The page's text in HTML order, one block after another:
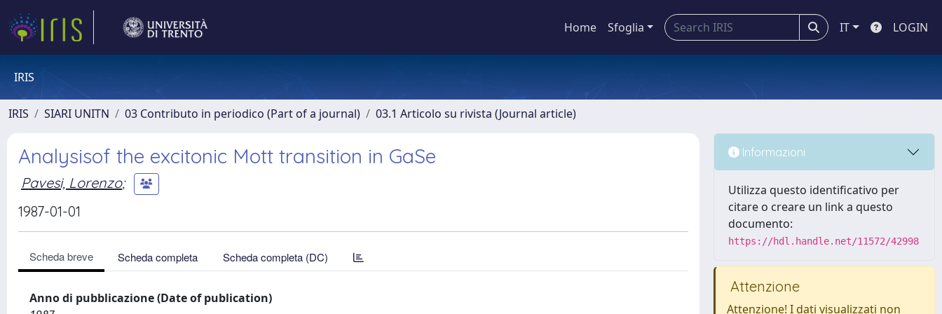
Home Sfoglia IT LOGIN
IRIS
IRIS SIARI UNITN 03 Contributo in periodico (Part of a journal) 03.1 Articolo su rivista (Journal article)
Analysisof the excitonic Mott transition in GaSe
Pavesi, Lorenzo;
1987-01-01
Scheda breve Scheda completa Scheda completa (DC)
Anno di pubblicazione (Date of publication)
Informazioni
Utilizza questo identificativo per
citare o creare un link a questo
documento:
https://hdl.handle.net/11572/42998
Attenzione
Attenzione! I dati visualizzati non